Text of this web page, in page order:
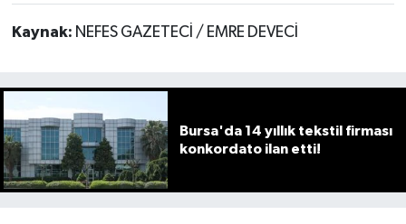
Kaynak: NEFES GAZETECİ / EMRE DEVECİ
Bursa'da 14 yıllık tekstil firması
konkordato ilan etti!